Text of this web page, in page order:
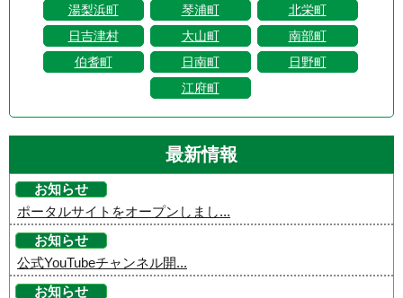
湯梨浜町
琴浦町
北栄町
日吉津村
大山町
南部町
伯耆町
日南町
日野町
江府町
最新情報
お知らせ
ポータルサイトをオープンしまし...
お知らせ
公式YouTubeチャンネル開...
お知らせ